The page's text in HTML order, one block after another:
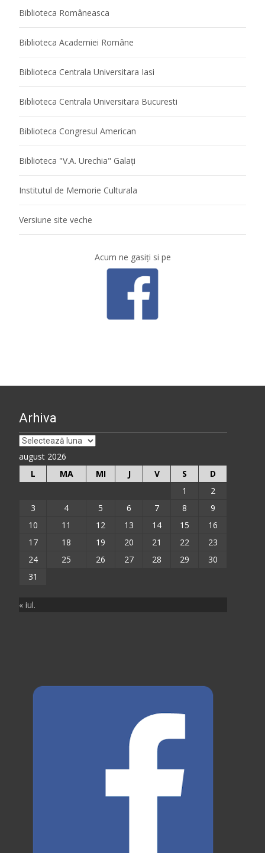
Biblioteca Româneasca
Biblioteca Academiei Române
Biblioteca Centrala Universitara Iasi
Biblioteca Centrala Universitara Bucuresti
Biblioteca Congresul American
Biblioteca "V.A. Urechia" Galaţi
Institutul de Memorie Culturala
Versiune site veche
Acum ne gasiţi si pe
Arhiva
Arhiva
august 2026
L
MA MI J V S
D
1
2
3
4 5 6 7 8
9
10
11 12 13 14 15
16
17
18 19 20 21 22
23
24
25 26 27 28 29
30
31
« iul.